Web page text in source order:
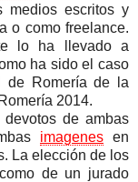
medios escritos y
o como freelance.
lo ha llevado a
ha sido el caso
de Romería de la
2014.
de ambas
imagenes en
La elección de los
de un jurado